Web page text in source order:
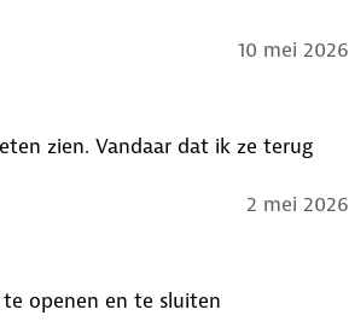
10 mei 2026
zien. Vandaar dat ik ze terug
2 mei 2026
openen en te sluiten